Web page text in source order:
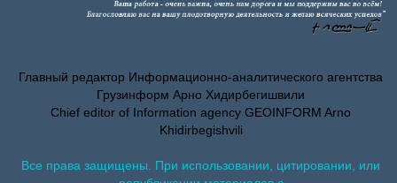
Главный редактор Информационно-аналитического агентства
Грузинформ Арно Хидирбегишвили
Chief editor of Information agency GEOINFORM Arno
Khidirbegishvili
Все права защищены. При использовании, цитировании, или